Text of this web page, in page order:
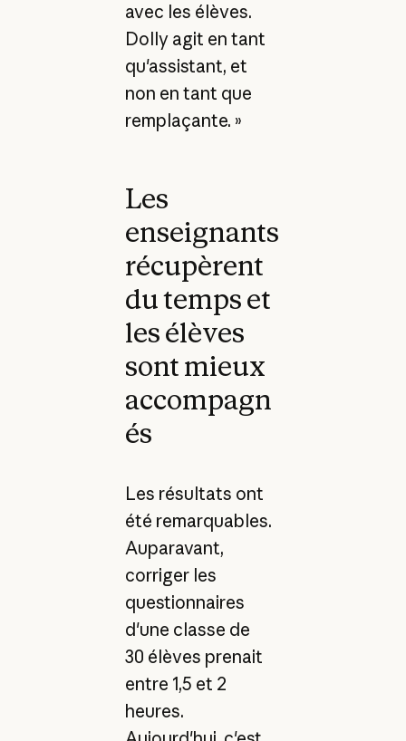
avec les élèves.
Dolly agit en tant
qu'assistant, et
non en tant que
remplaçante. »
Les
enseignants
récupèrent
du temps et
les élèves
sont mieux
accompagn
és
Les résultats ont
été remarquables.
Auparavant,
corriger les
questionnaires
d'une classe de
30 élèves prenait
entre 1,5 et 2
heures.